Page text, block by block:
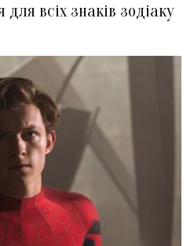
всіх знаків зодіаку